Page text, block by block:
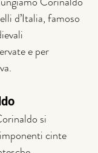
d’Italia, famoso
e per
si
cinte